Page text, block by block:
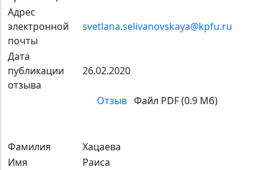
Адрес
электронной
почты
svetlana.selivanovskaya@kpfu.ru
Дата
публикации
отзыва
26.02.2020
Отзыв Файл PDF (0.9 Мб)
Фамилия
Хацаева
Имя
Раиса